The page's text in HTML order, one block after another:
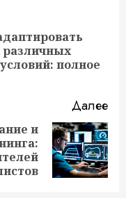
полное
Далее
и